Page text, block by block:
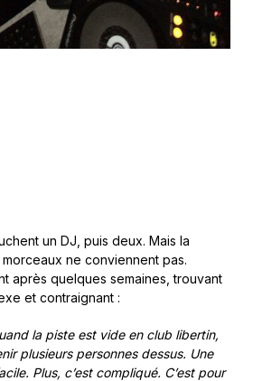
un DJ, puis deux. Mais la
ne conviennent pas.
après quelques semaines, trouvant
et contraignant :
la piste est vide en club libertin,
plusieurs personnes dessus. Une
Plus, c’est compliqué. C’est pour